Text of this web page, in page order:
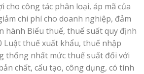
cho công tác phân loại, áp mã của
chi phí cho doanh nghiệp, đảm
hành Biểu thuế, thuế suất quy định
Luật thuế xuất khẩu, thuế nhập
thống nhất mức thuế suất đối với
chất, cấu tạo, công dụng, có tính